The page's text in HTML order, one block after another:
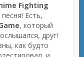
Fighting
Есть,
, который
друг!
как будто